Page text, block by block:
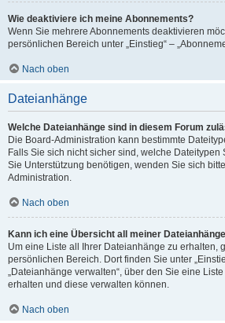
Wie deaktiviere ich meine Abonnements?
Wenn Sie mehrere Abonnements deaktivieren
persönlichen Bereich unter „Einstieg“ –
Nach oben
Dateianhänge
Welche Dateianhänge sind in diesem Forum
Die Board-Administration kann bestimmte
Falls Sie sich nicht sicher sind, welche Dateitypen
Sie Unterstützung benötigen, wenden Sie sich
Administration.
Nach oben
Kann ich eine Übersicht all meiner
Um eine Liste all Ihrer Dateianhänge zu erhalten,
persönlichen Bereich. Dort finden Sie unter
„Dateianhänge verwalten“, über den Sie eine
erhalten und diese verwalten können.
Nach oben